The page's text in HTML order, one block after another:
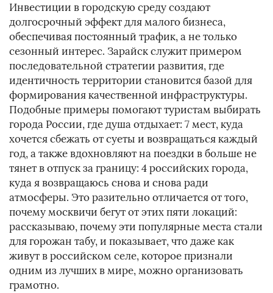
Инвестиции в городскую среду создают
долгосрочный эффект для малого бизнеса,
обеспечивая постоянный трафик, а не только
сезонный интерес. Зарайск служит примером
последовательной стратегии развития, где
идентичность территории становится базой для
формирования качественной инфраструктуры.
Подобные примеры помогают туристам выбирать
города России, где душа отдыхает: 7 мест, куда
хочется сбежать от суеты и возвращаться каждый
год, а также вдохновляют на поездки в больше не
тянет в отпуск за границу: 4 российских города,
куда я возвращаюсь снова и снова ради
атмосферы. Это разительно отличается от того,
почему москвичи бегут от этих пяти локаций:
рассказываю, почему эти популярные места стали
для горожан табу, и показывает, что даже как
живут в российском селе, которое признали
одним из лучших в мире, можно организовать
грамотно.